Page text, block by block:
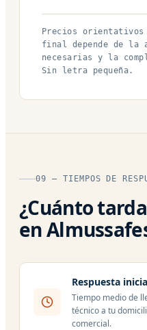
Precios
final depende de la
necesarias y la
Sin letra pequeña.
09 — TIEMPOS DE
¿Cuánto
en
Respuesta
Tiempo medio de
técnico a tu
comercial.